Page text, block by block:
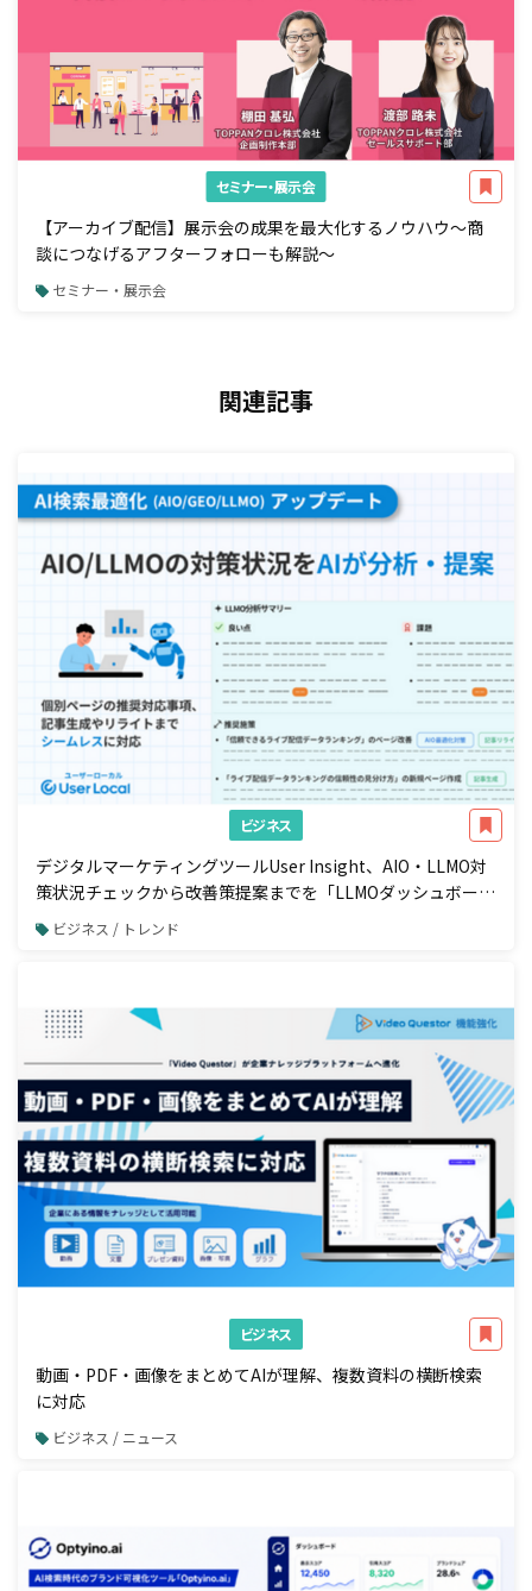
セミナー・展示会
【アーカイブ配信】展示会の成果を最大化するノウハウ～商
談につなげるアフターフォローも解説～
セミナー・展示会
関連記事
ビジネス
デジタルマーケティングツールUser Insight、AIO・LLMO対
策状況チェックから改善策提案までを「LLMOダッシュボー
ド」で一元管理
ビジネス / トレンド
ビジネス
動画・PDF・画像をまとめてAIが理解、複数資料の横断検索
に対応
ビジネス / ニュース